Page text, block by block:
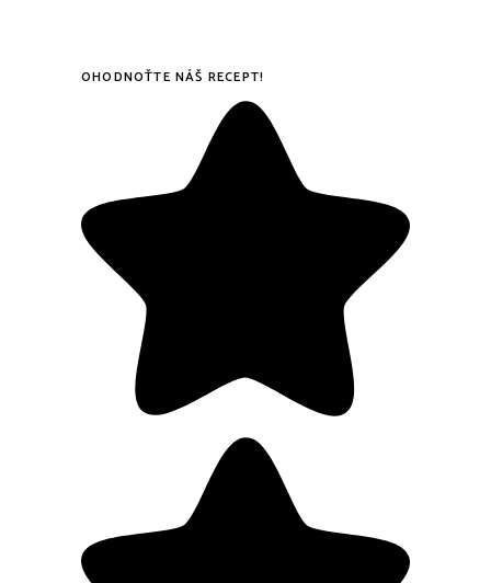
OHODNOŤTE NÁŠ RECEPT!